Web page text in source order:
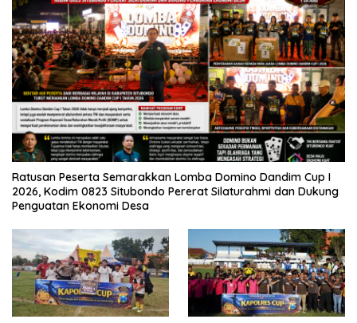
Ratusan Peserta Semarakkan Lomba Domino Dandim Cup I
2026, Kodim 0823 Situbondo Pererat Silaturahmi dan Dukung
Penguatan Ekonomi Desa